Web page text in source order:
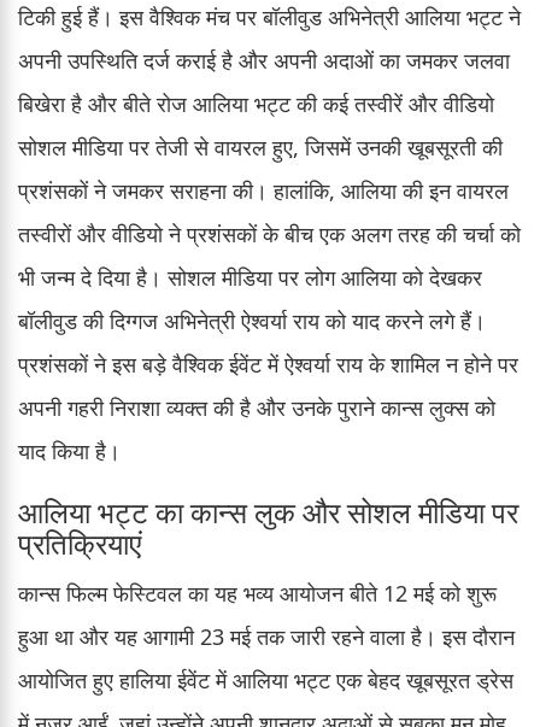
टिकी हुई हैं। इस वैश्विक मंच पर बॉलीवुड अभिनेत्री आलिया भट्ट ने
अपनी उपस्थिति दर्ज कराई है और अपनी अदाओं का जमकर जलवा
बिखेरा है और बीते रोज आलिया भट्ट की कई तस्वीरें और वीडियो
सोशल मीडिया पर तेजी से वायरल हुए, जिसमें उनकी खूबसूरती की
प्रशंसकों ने जमकर सराहना की। हालांकि, आलिया की इन वायरल
तस्वीरों और वीडियो ने प्रशंसकों के बीच एक अलग तरह की चर्चा को
भी जन्म दे दिया है। सोशल मीडिया पर लोग आलिया को देखकर
बॉलीवुड की दिग्गज अभिनेत्री ऐश्वर्या राय को याद करने लगे हैं।
प्रशंसकों ने इस बड़े वैश्विक ईवेंट में ऐश्वर्या राय के शामिल न होने पर
अपनी गहरी निराशा व्यक्त की है और उनके पुराने कान्स लुक्स को
याद किया है।
आलिया भट्ट का कान्स लुक और सोशल मीडिया पर
प्रतिक्रियाएं
कान्स फिल्म फेस्टिवल का यह भव्य आयोजन बीते 12 मई को शुरू
हुआ था और यह आगामी 23 मई तक जारी रहने वाला है। इस दौरान
आयोजित हुए हालिया ईवेंट में आलिया भट्ट एक बेहद खूबसूरत ड्रेस